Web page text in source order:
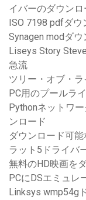
イバーのダウンロ
ISO 7198 pdfダウ
Synagen modダウ
Liseys Story
急流
ツリー・オブ・
PC用のプールラ
Pythonネットワ
ンロード
ダウンロード可
ラット5ドライバ
無料のHD映画を
PCにDSエミュレ
Linksys wmp54g